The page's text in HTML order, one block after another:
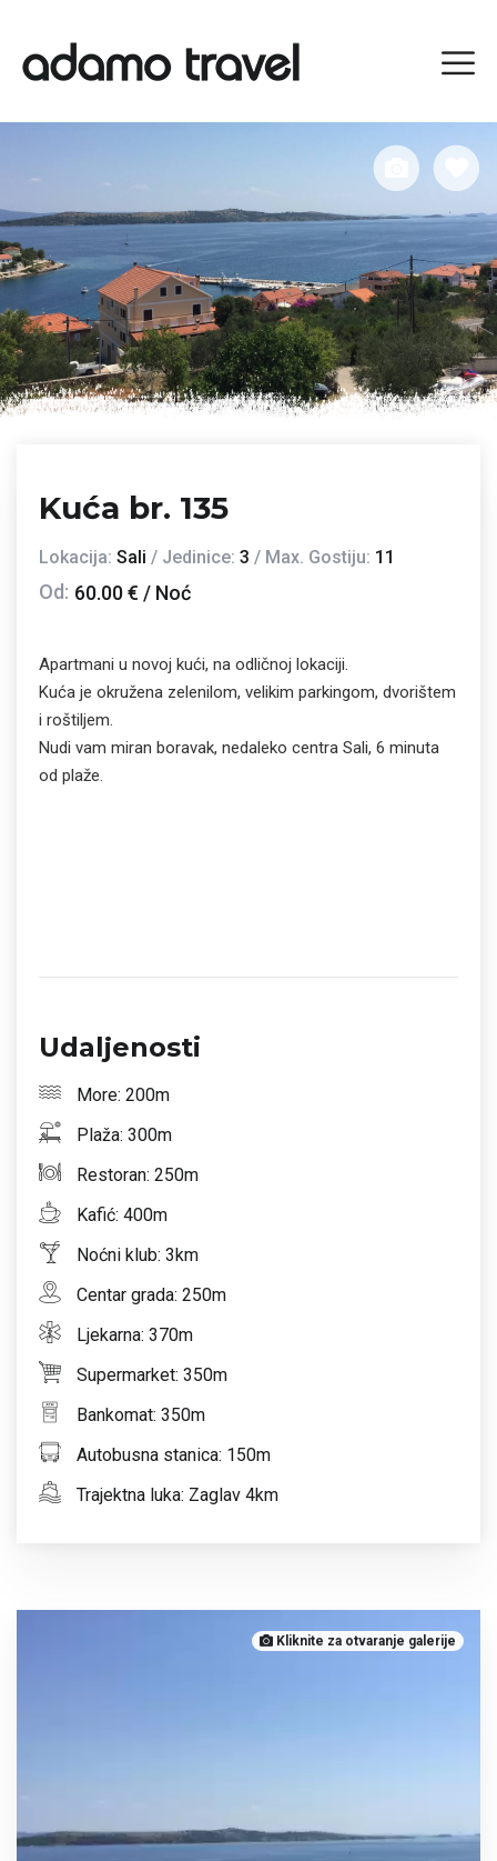
Kuća br. 135
Lokacija: Sali / Jedinice: 3 / Max. Gostiju: 11
Od: 60.00 € / Noć
Apartmani u novoj kući, na odličnoj lokaciji.
Kuća je okružena zelenilom, velikim parkingom, dvorištem
i roštiljem.
Nudi vam miran boravak, nedaleko centra Sali, 6 minuta
od plaže.
Udaljenosti
More: 200m
Plaža: 300m
Restoran: 250m
Kafić: 400m
Noćni klub: 3km
Centar grada: 250m
Ljekarna: 370m
Supermarket: 350m
Bankomat: 350m
Autobusna stanica: 150m
Trajektna luka: Zaglav 4km
Kliknite za otvaranje galerije